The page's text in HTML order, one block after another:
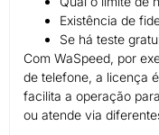
Existência de
Se há teste
Com WaSpeed, por
de telefone, a licença
facilita a operação
ou atende via